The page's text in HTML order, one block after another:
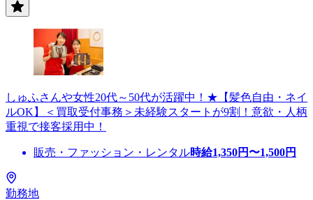
しゅふさんや女性20代～50代が活躍中！★【髪色自由・ネイ
ルOK】＜買取受付事務＞未経験スタートが9割！意欲・人柄
重視で接客採用中！
販売・ファッション・レンタル時給1,350円〜1,500円
勤務地